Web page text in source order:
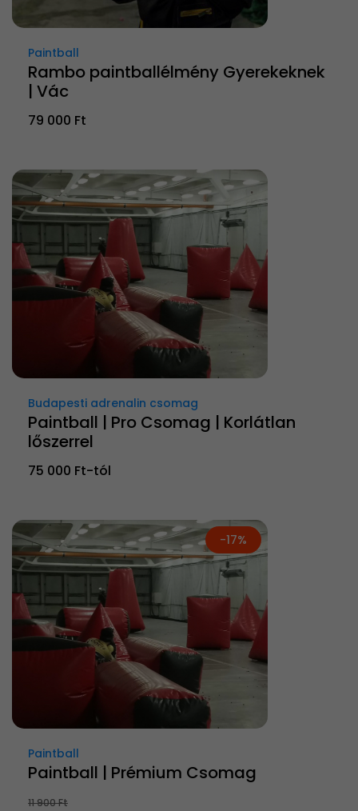
Paintball
Rambo paintballélmény Gyerekeknek
| Vác
79 000 Ft
Budapesti adrenalin csomag
Paintball | Pro Csomag | Korlátlan
lőszerrel
75 000 Ft-tól
-17%
Paintball
Paintball | Prémium Csomag
11 900 Ft